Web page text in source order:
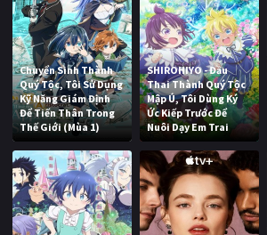
Chuyển Sinh Thành
Quý Tộc, Tôi Sử Dụng
Kỹ Năng Giám Định
Để Tiến Thân Trong
Thế Giới (Mùa 1)
SHIROHIYO - Đầu
Thai Thành Quý Tộc
Mập Ú, Tôi Dùng Ký
Ức Kiếp Trước Để
Nuôi Dạy Em Trai